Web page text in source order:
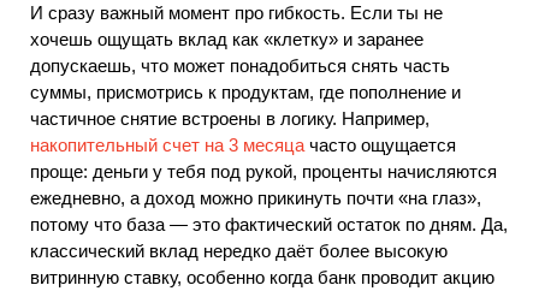
И сразу важный момент про гибкость. Если ты не
хочешь ощущать вклад как «клетку» и заранее
допускаешь, что может понадобиться снять часть
суммы, присмотрись к продуктам, где пополнение и
частичное снятие встроены в логику. Например,
накопительный счет на 3 месяца часто ощущается
проще: деньги у тебя под рукой, проценты начисляются
ежедневно, а доход можно прикинуть почти «на глаз»,
потому что база — это фактический остаток по дням. Да,
классический вклад нередко даёт более высокую
витринную ставку, особенно когда банк проводит акцию